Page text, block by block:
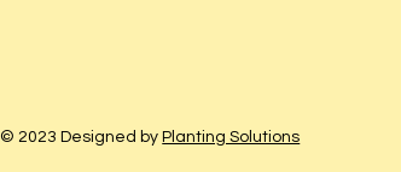
© 2023 Designed byPlanting Solutions